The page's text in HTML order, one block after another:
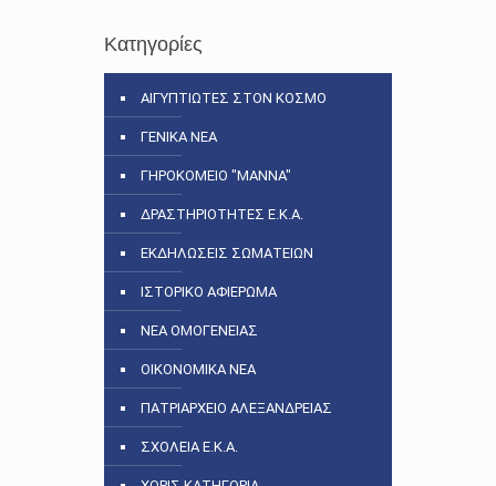
Κατηγορίες
ΑΙΓΥΠΤΙΩΤΕΣ ΣΤΟΝ ΚΟΣΜΟ
ΓΕΝΙΚΑ ΝΕΑ
ΓΗΡΟΚΟΜΕΙΟ "ΜΑΝΝΑ"
ΔΡΑΣΤΗΡΙΟΤΗΤΕΣ Ε.Κ.Α.
ΕΚΔΗΛΩΣΕΙΣ ΣΩΜΑΤΕΙΩΝ
ΙΣΤΟΡΙΚΟ ΑΦΙΕΡΩΜΑ
ΝΕΑ ΟΜΟΓΕΝΕΙΑΣ
ΟΙΚΟΝΟΜΙΚΑ ΝΕΑ
ΠΑΤΡΙΑΡΧΕΙΟ ΑΛΕΞΑΝΔΡΕΙΑΣ
ΣΧΟΛΕΙΑ Ε.Κ.Α.